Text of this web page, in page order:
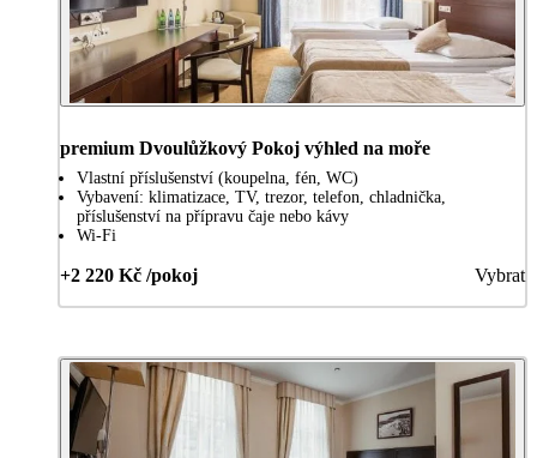
premium Dvoulůžkový Pokoj výhled na moře
Vlastní příslušenství (koupelna, fén, WC)
Vybavení: klimatizace, TV, trezor, telefon, chladnička,
příslušenství na přípravu čaje nebo kávy
Wi-Fi
+2 220 Kč /pokoj Vybrat